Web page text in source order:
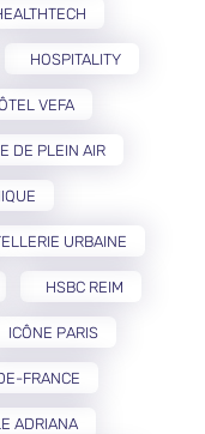
HOSPITALITY
VEFA
DE PLEIN AIR
URBAINE
HSBC REIM
ICÔNE PARIS
FRANCE
ADRIANA